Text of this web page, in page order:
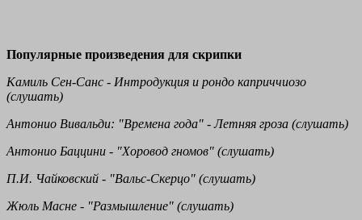
Популярные произведения для скрипки
Камиль Сен-Санс - Интродукция и рондо каприччиозо
(слушать)
Антонио Вивальди: "Времена года" - Летняя гроза (слушать)
Антонио Баццини - "Хоровод гномов" (слушать)
П.И. Чайковский - "Вальс-Скерцо" (слушать)
Жюль Масне - "Размышление" (слушать)